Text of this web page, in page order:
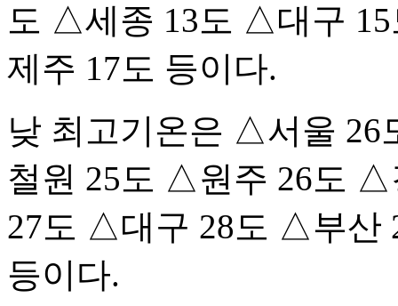
도 △세종 13도 △대구
제주 17도 등이다.
낮 최고기온은 △서울
철원 25도 △원주 26도
27도 △대구 28도 △부산
등이다.